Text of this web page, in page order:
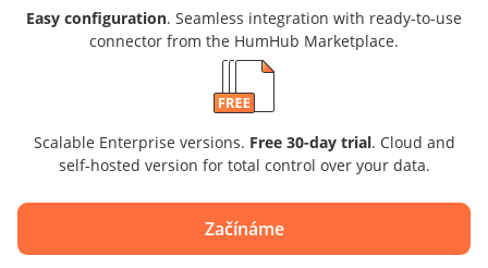
Easy configuration. Seamless integration with ready-to-use
connector from the HumHub Marketplace.
Scalable Enterprise versions. Free 30-day trial. Cloud and
self-hosted version for total control over your data.
Začínáme